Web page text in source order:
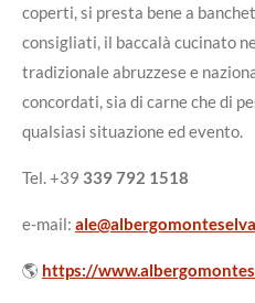
coperti, si presta bene a
consigliati, il baccalà cucinato
tradizionale abruzzese e
concordati, sia di carne che di
qualsiasi situazione ed evento.
Tel. +39 339 792 1518
e-mail:
🌎 https://